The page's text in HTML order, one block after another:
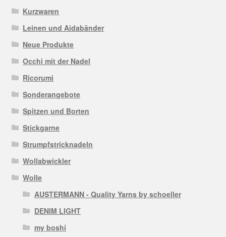
Kurzwaren
Leinen und Aidabänder
Neue Produkte
Occhi mit der Nadel
Ricorumi
Sonderangebote
Spitzen und Borten
Stickgarne
Strumpfstricknadeln
Wollabwickler
Wolle
AUSTERMANN - Quality Yarns by schoeller
DENIM LIGHT
my boshi